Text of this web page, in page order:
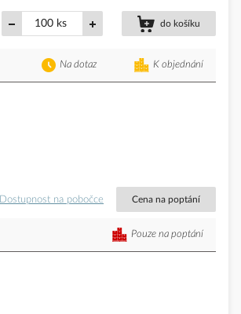
ks do košíku
K objednání
Na dotaz
Dostupnost na pobočce Cena na poptání
Pouze na poptání